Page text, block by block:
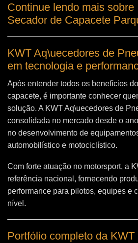
Continue lendo mais sobre
Secador de Capacete
KWT Aq\uecedores de
em tecnologia e
Após entender todos os benefícios
capacete, é importante conhecer
solução. A KWT Aq\uecedores de
consolidada no mercado desde o
no desenvolvimento de
automobilístico e motociclístico.
Com forte atuação no motorsport, a
referência nacional, fornecendo
performance para pilotos, equipes e
nível.
Portfólio completo da KWT